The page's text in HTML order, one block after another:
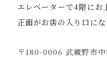
エレベーターで4階にお
正面がお店の入り口にな
〒180-0006 武蔵野市